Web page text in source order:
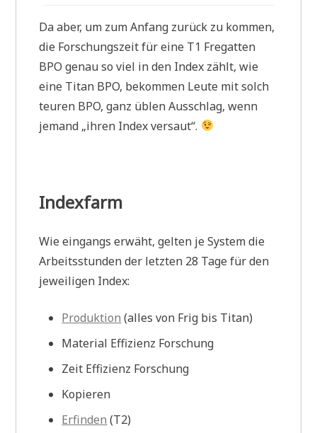
Da aber, um zum Anfang zurück zu kommen,
die Forschungszeit für eine T1 Fregatten
BPO genau so viel in den Index zählt, wie
eine Titan BPO, bekommen Leute mit solch
teuren BPO, ganz üblen Ausschlag, wenn
jemand „ihren Index versaut“.
Indexfarm
Wie eingangs erwäht, gelten je System die
Arbeitsstunden der letzten 28 Tage für den
jeweiligen Index:
Produktion (alles von Frig bis Titan)
Material Effizienz Forschung
Zeit Effizienz Forschung
Kopieren
Erfinden (T2)